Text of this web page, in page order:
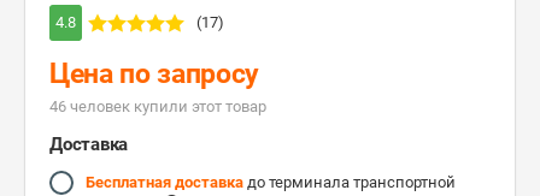
4.8 (17)
Цена по запросу
46 человек купили этот товар
Доставка
Бесплатная доставка до терминала транспортной